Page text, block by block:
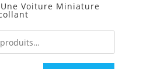
Voiture Miniature